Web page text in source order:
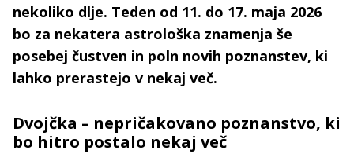
nekoliko dlje. Teden od 11. do 17. maja 2026
bo za nekatera astrološka znamenja še
posebej čustven in poln novih poznanstev, ki
lahko prerastejo v nekaj več.
Dvojčka – nepričakovano poznanstvo, ki
bo hitro postalo nekaj več